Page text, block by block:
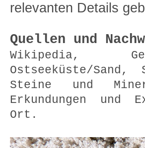
relevanten Details
Quellen und
Wikipedia,
Ostseeküste/
Steine und
Erkundungen und
Ort.